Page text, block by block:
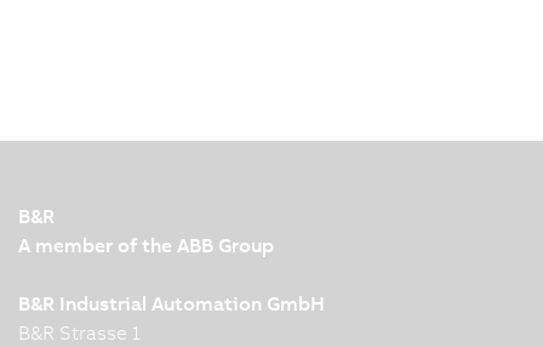
B&R
A member of the ABB Group
B&R Industrial Automation GmbH
B&R Strasse 1